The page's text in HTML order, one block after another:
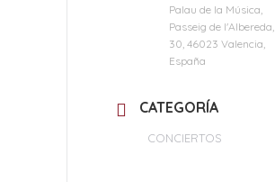
Palau de la Música,
Passeig de l'Albereda,
30, 46023 Valencia,
España
CATEGORÍA
CONCIERTOS